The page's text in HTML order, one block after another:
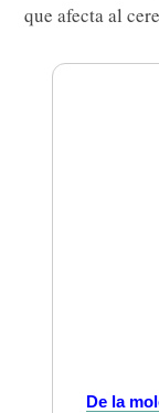
que afecta al
De la